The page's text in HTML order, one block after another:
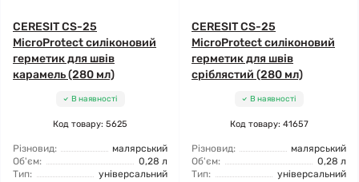
CERESIT CS-25
MicroProtect силіконовий
герметик для швів
карамель (280 мл)
В наявності
Код товару: 5625
Різновид:
малярський
Об'єм:
0,28 л
Тип:
універсальний
CERESIT CS-25
MicroProtect силіконовий
герметик для швів
сріблястий (280 мл)
В наявності
Код товару: 41657
Різновид:
малярський
Об'єм:
0,28 л
Тип:
універсальний